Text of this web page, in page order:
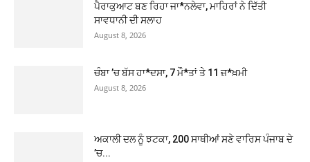
ਪੈਰਾਕੁਆਟ ਬਣ ਰਿਹਾ ਜਾ*ਨਲੇਵਾ, ਮਾਹਿਰਾਂ ਨੇ ਦਿੱਤੀ
ਸਾਵਧਾਨੀ ਦੀ ਸਲਾਹ
August 8, 2026
ਚੰਬਾ ’ਚ ਬੱਸ ਹਾ*ਦਸਾ, 7 ਮੌ*ਤਾਂ ਤੇ 11 ਜ਼*ਖ਼ਮੀ
August 8, 2026
ਅਕਾਲੀ ਦਲ ਨੂੰ ਝਟਕਾ, 200 ਸਾਥੀਆਂ ਸਣੇ ਵਾਰਿਸ ਪੰਜਾਬ ਦੇ
’ਚ...